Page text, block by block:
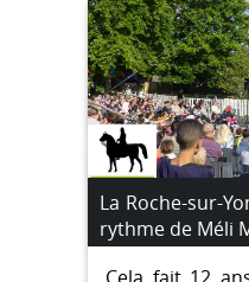
La Roche-sur-
rythme de Méli